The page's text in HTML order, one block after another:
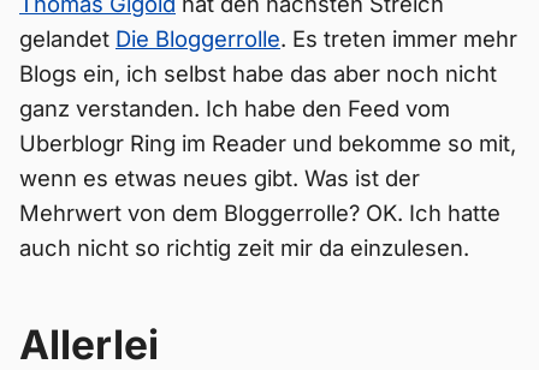
gelandet Die Bloggerrolle. Es treten immer mehr
Blogs ein, ich selbst habe das aber noch nicht
ganz verstanden. Ich habe den Feed vom
Uberblogr Ring im Reader und bekomme so mit,
wenn es etwas neues gibt. Was ist der
Mehrwert von dem Bloggerrolle? OK. Ich hatte
auch nicht so richtig zeit mir da einzulesen.
Allerlei